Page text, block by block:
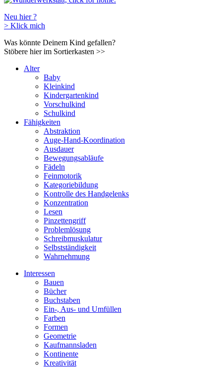
Neu hier ?
> Klick mich
Was könnte Deinem Kind gefallen?
Stöbere hier im Sortierkasten >>
Alter
Baby
Kleinkind
Kindergartenkind
Vorschulkind
Schulkind
Fähigkeiten
Abstraktion
Auge-Hand-Koordination
Ausdauer
Bewegungsabläufe
Fädeln
Feinmotorik
Kategoriebildung
Kontrolle des Handgelenks
Konzentration
Lesen
Pinzettengriff
Problemlösung
Schreibmuskulatur
Selbstständigkeit
Wahrnehmung
Interessen
Bauen
Bücher
Buchstaben
Ein-, Aus- und Umfüllen
Farben
Formen
Geometrie
Kaufmannsladen
Kontinente
Kreativität